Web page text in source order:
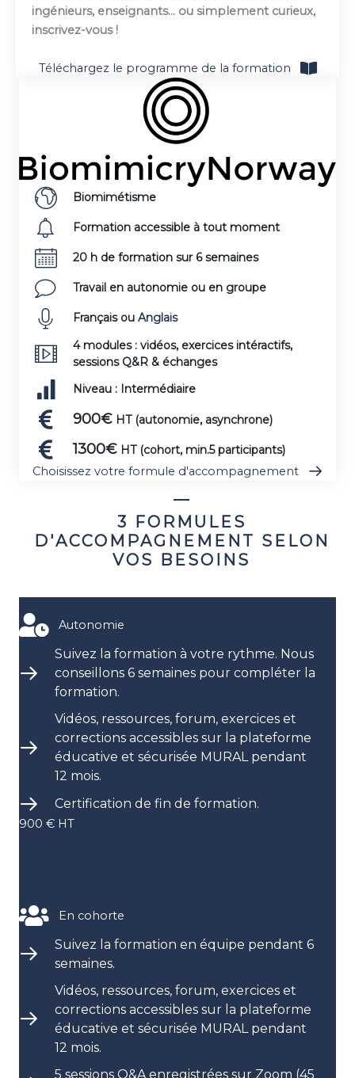
ingénieurs, enseignants... ou simplement curieux,
inscrivez-vous !
Téléchargez le programme de la formation
Biomimétisme
Formation accessible à tout moment
20 h de formation sur 6 semaines
Travail en autonomie ou en groupe
Français ou Anglais
4 modules : vidéos, exercices intéractifs,
sessions Q&R & échanges
Niveau : Intermédiaire
900€ HT (autonomie, asynchrone)
1300€ HT (cohort, min.5 participants)
Choisissez votre formule d'accompagnement
3 FORMULES
D'ACCOMPAGNEMENT SELON
VOS BESOINS
Autonomie
Suivez la formation à votre rythme. Nous
conseillons 6 semaines pour compléter la
formation.
Vidéos, ressources, forum, exercices et
corrections accessibles sur la plateforme
éducative et sécurisée MURAL pendant
12 mois.
Certification de fin de formation.
900 € HT
En cohorte
Suivez la formation en équipe pendant 6
semaines.
Vidéos, ressources, forum, exercices et
corrections accessibles sur la plateforme
éducative et sécurisée MURAL pendant
12 mois.
5 sessions Q&A enregistrées sur Zoom (45